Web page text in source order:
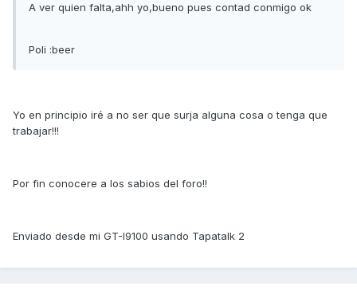
A ver quien falta,ahh yo,bueno pues contad conmigo ok
Poli :beer
Yo en principio iré a no ser que surja alguna cosa o tenga que
trabajar!!!
Por fin conocere a los sabios del foro!!
Enviado desde mi GT-I9100 usando Tapatalk 2